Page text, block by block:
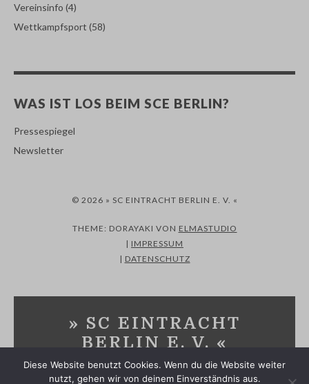
Vereinsinfo (4)
Wettkampfsport (58)
WAS IST LOS BEIM SCE BERLIN?
Pressespiegel
Newsletter
© 2026 » SC EINTRACHT BERLIN E. V. «
THEME: DORAYAKI VON ELMASTUDIO
| IMPRESSUM
| DATENSCHUTZ
» SC EINTRACHT
BERLIN E. V. «
Diese Website benutzt Cookies. Wenn du die Website weiter
nutzt, gehen wir von deinem Einverständnis aus.